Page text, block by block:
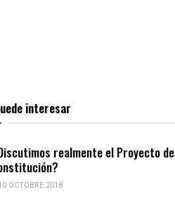
interesar
realmente el Proyecto de
OCTOBRE 2018